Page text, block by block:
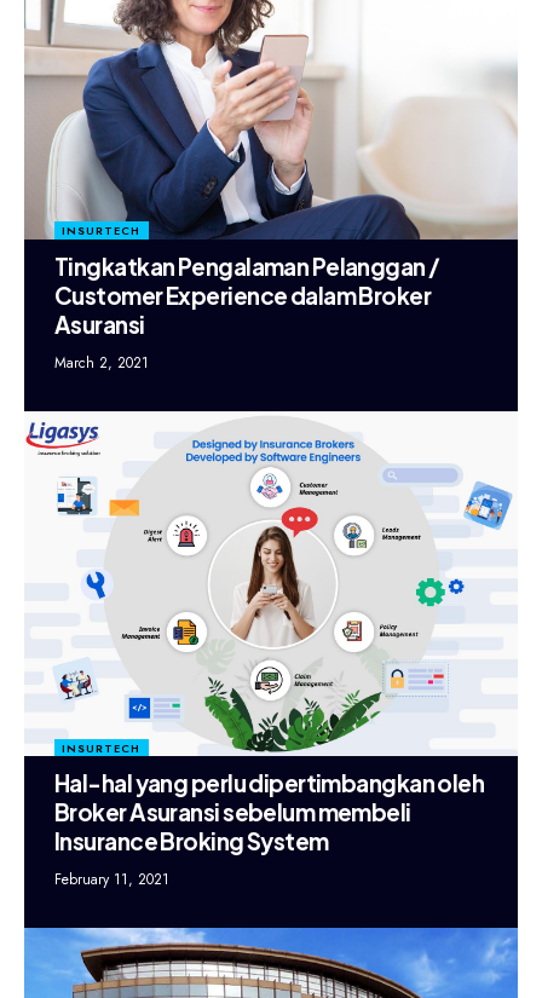
INSURTECH
Tingkatkan Pengalaman Pelanggan /
Customer Experience dalam Broker
Asuransi
March 2, 2021
INSURTECH
Hal-hal yang perlu dipertimbangkan oleh
Broker Asuransi sebelum membeli
Insurance Broking System
February 11, 2021